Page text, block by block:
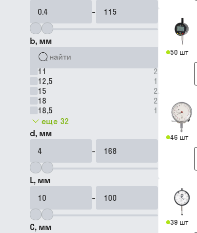
–
b, мм
11
2
12,5
1
15
2
18
2
18,5
1
еще 32
d, мм
–
L, мм
–
C, мм
50 шт
46 шт
39 шт